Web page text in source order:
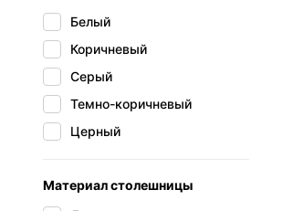
Белый
Коричневый
Серый
Темно-коричневый
Церный
Материал столешницы